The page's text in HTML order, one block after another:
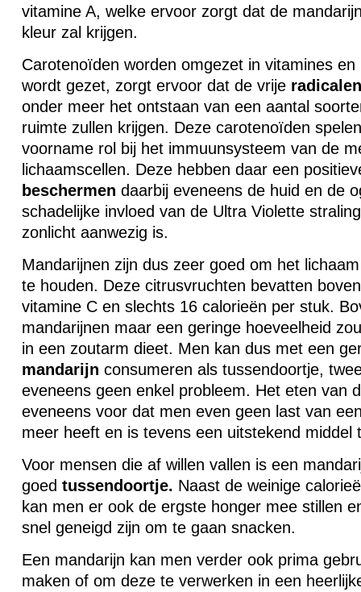
vitamine A, welke ervoor zorgt dat de
kleur zal krijgen.
Carotenoïden worden omgezet in vitamines
wordt gezet, zorgt ervoor dat de vrije radicalen
onder meer het ontstaan van een aantal
ruimte zullen krijgen. Deze carotenoïden
voorname rol bij het immuunsysteem van de
lichaamscellen. Deze hebben daar een
beschermen daarbij eveneens de huid en de
schadelijke invloed van de Ultra Violette
zonlicht aanwezig is.
Mandarijnen zijn dus zeer goed om het
te houden. Deze citrusvruchten bevatten
vitamine C en slechts 16 calorieën per stuk.
mandarijnen maar een geringe hoeveelheid
in een zoutarm dieet. Men kan dus met een
mandarijn consumeren als tussendoortje,
eveneens geen enkel probleem. Het eten van
eveneens voor dat men even geen last van
meer heeft en is tevens een uitstekend middel
Voor mensen die af willen vallen is een
goed tussendoortje. Naast de weinige
kan men er ook de ergste honger mee stillen
snel geneigd zijn om te gaan snacken.
Een mandarijn kan men verder ook prima
maken of om deze te verwerken in een